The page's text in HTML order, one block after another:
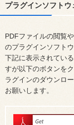
プラグインソフトウ
PDFファイルの閲覧
のプラグインソフト
下記に表示されてい
すが以下のボタンを
ラグインのダウンロ
お願いします。